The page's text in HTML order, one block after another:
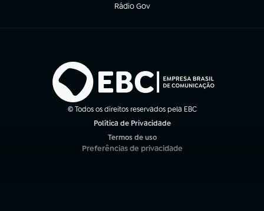
Rádio Gov
(abre em nova aba)
© Todos os direitos reservados pela EBC
Política de Privacidade
Termos de uso
(abre em nova aba)
Preferências de privacidade